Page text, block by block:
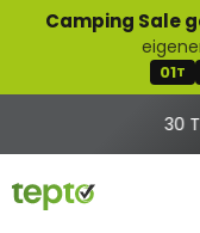
springen
Camping Sale
01T
30